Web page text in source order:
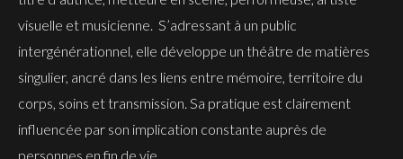
visuelle et musicienne. S’adressant à un public
intergénérationnel, elle développe un théâtre de matières
singulier, ancré dans les liens entre mémoire, territoire du
corps, soins et transmission. Sa pratique est clairement
influencée par son implication constante auprès de
personnes en fin de vie.